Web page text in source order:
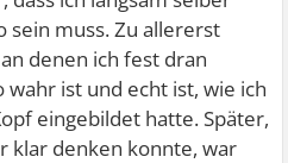
sein muss. Zu allererst
denen ich fest dran
wahr ist und echt ist, wie ich
eingebildet hatte. Später,
klar denken konnte, war